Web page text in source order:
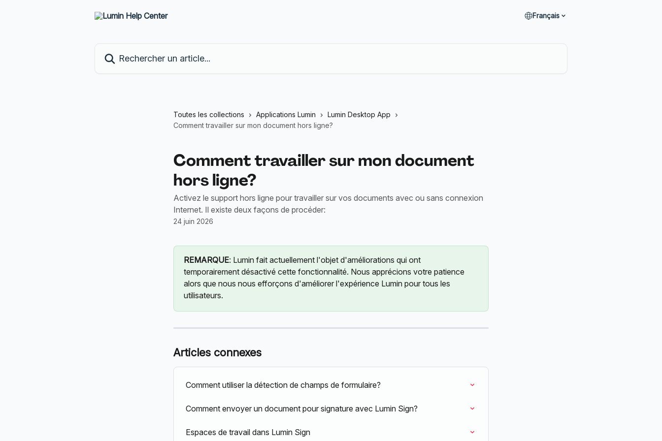
Français
Toutes les collections Applications Lumin
Lumin Desktop App
Comment travailler sur mon document hors ligne?
Comment travailler sur mon document
hors ligne?
Activez le support hors ligne pour travailler sur vos documents avec ou sans connexion
Internet. Il existe deux façons de procéder:
24 juin 2026
REMARQUE: Lumin fait actuellement l'objet d'améliorations qui ont
temporairement désactivé cette fonctionnalité. Nous apprécions votre patience
alors que nous nous efforçons d'améliorer l'expérience Lumin pour tous les
utilisateurs.
Articles connexes
Comment utiliser la détection de champs de formulaire?
Comment envoyer un document pour signature avec Lumin Sign?
Espaces de travail dans Lumin Sign